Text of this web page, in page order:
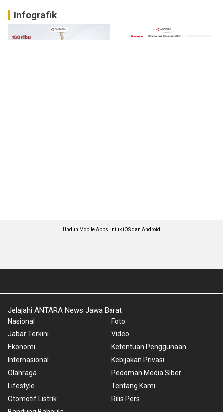
Infografik
Unduh Mobile Apps untuk iOS dan Android
Jelajahi ANTARA News Jawa Barat
Nasional
Jabar Terkini
Ekonomi
Internasional
Olahraga
Lifestyle
Otomotif Listrik
Foto
Video
Ketentuan Penggunaan
Kebijakan Privasi
Pedoman Media Siber
Tentang Kami
Rilis Pers